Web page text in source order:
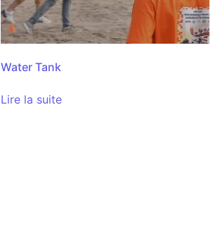
Water Tank
Lire la suite